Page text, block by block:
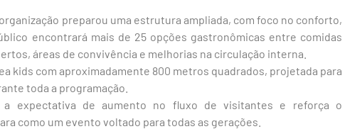
preparou uma estrutura ampliada, com foco no conforto,
encontrará mais de 25 opções gastronômicas entre comidas
áreas de convivência e melhorias na circulação interna.
kids com aproximadamente 800 metros quadrados, projetada para
toda a programação.
a expectativa de aumento no fluxo de visitantes e reforça o
como um evento voltado para todas as gerações.